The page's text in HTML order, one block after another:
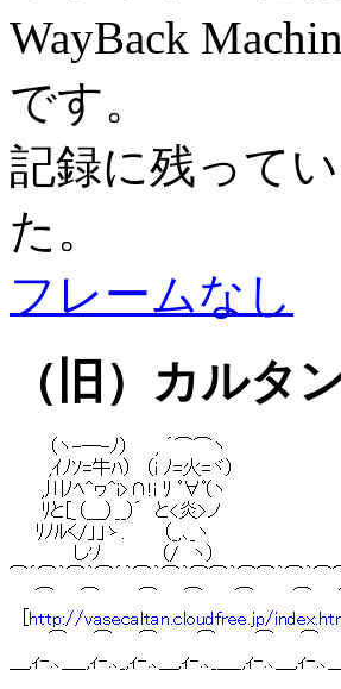
WayBack
です。
記録に残って
た。
フレームなし
（旧）カルタ